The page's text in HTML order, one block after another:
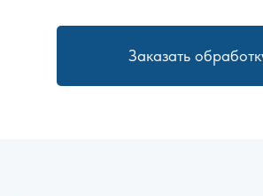
Заказать